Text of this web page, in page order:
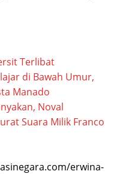
Terlibat
di Bawah Umur,
Manado
Noval
Suara Milik Franco
erwina-